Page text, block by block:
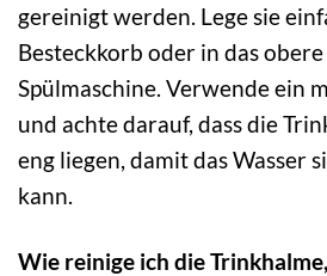
gereinigt werden. Lege sie
Besteckkorb oder in das
Spülmaschine. Verwende ein
und achte darauf, dass die
eng liegen, damit das Wasser
kann.
Wie reinige ich die